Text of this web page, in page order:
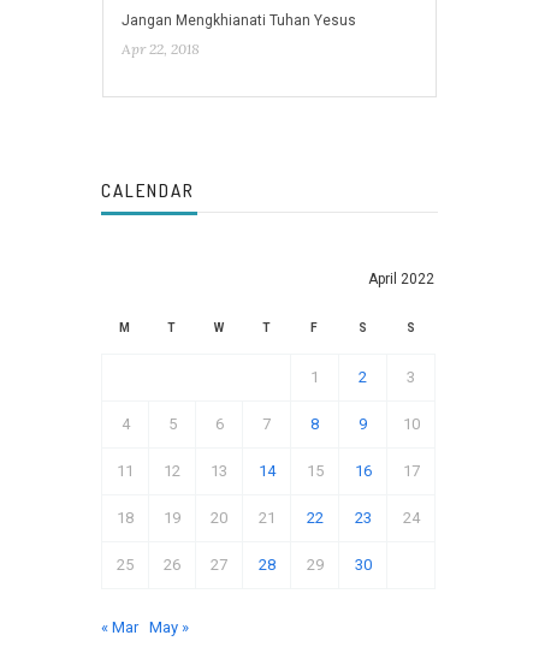
Jangan Mengkhianati Tuhan Yesus
Apr 22, 2018
CALENDAR
April 2022
M T W T F S S
1 2 3
4 5 6 7 8 9 10
11 12 13 14 15 16 17
18 19 20 21 22 23 24
25 26 27 28 29 30
« Mar May »